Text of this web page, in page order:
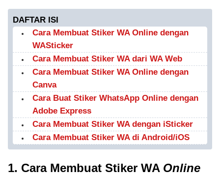
DAFTAR ISI
Cara Membuat Stiker WA Online dengan
WASticker
Cara Membuat Stiker WA dari WA Web
Cara Membuat Stiker WA Online dengan
Canva
Cara Buat Stiker WhatsApp Online dengan
Adobe Express
Cara Membuat Stiker WA dengan iSticker
Cara Membuat Stiker WA di Android/iOS
1. Cara Membuat Stiker WA Online